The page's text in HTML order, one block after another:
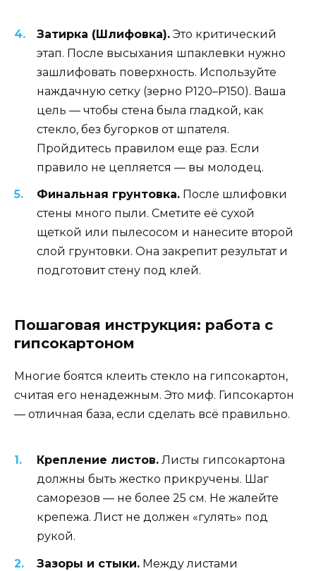
Затирка (Шлифовка). Это критический
этап. После высыхания шпаклевки нужно
зашлифовать поверхность. Используйте
наждачную сетку (зерно P120–P150). Ваша
цель — чтобы стена была гладкой, как
стекло, без бугорков от шпателя.
Пройдитесь правилом еще раз. Если
правило не цепляется — вы молодец.
Финальная грунтовка. После шлифовки
стены много пыли. Сметите её сухой
щеткой или пылесосом и нанесите второй
слой грунтовки. Она закрепит результат и
подготовит стену под клей.
Пошаговая инструкция: работа с
гипсокартоном
Многие боятся клеить стекло на гипсокартон,
считая его ненадежным. Это миф. Гипсокартон
— отличная база, если сделать всё правильно.
Крепление листов. Листы гипсокартона
должны быть жестко прикручены. Шаг
саморезов — не более 25 см. Не жалейте
крепежа. Лист не должен «гулять» под
рукой.
Зазоры и стыки. Между листами